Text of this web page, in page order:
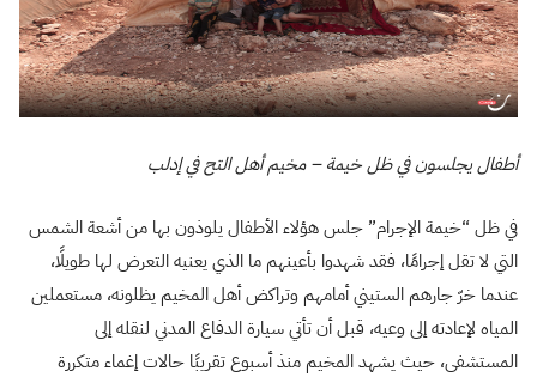
أطفال يجلسون في ظل خيمة – مخيم أهل التح في إدلب
في ظل “خيمة الإجرام” جلس هؤلاء الأطفال يلوذون بها من أشعة الشمس
التي لا تقل إجرامًا، فقد شهدوا بأعينهم ما الذي يعنيه التعرض لها طويلًا،
عندما خرّ جارهم الستيني أمامهم وتراكض أهل المخيم يظلونه، مستعملين
المياه لإعادته إلى وعيه، قبل أن تأتي سيارة الدفاع المدني لنقله إلى
المستشفى، حيث يشهد المخيم منذ أسبوع تقريبًا حالات إغماء متكررة